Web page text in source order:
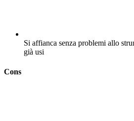
Si affianca senza problemi allo
già usi
Cons